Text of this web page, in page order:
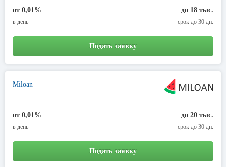
от 0,01%
в день
до 18 тыс.
срок до 30 дн.
Подать заявку
Miloan
от 0,01%
в день
до 20 тыс.
срок до 30 дн.
Подать заявку